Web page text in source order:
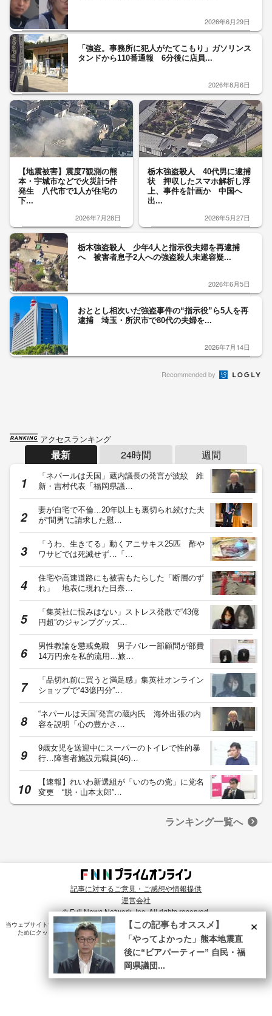
2026年6月29日
「強盗。事務所に犯人がたてこもり」ガソリンス
タンドから110番通報 6分後に店員...
2026年8月6日
【地震被害】震度7観測の熊
本・宇城市などで火災計5件
発生 八代市で1人が住宅の
下...
2026年7月28日
栃木強盗殺人 40代男に逮捕
状 押収したスマホ解析し浮
上、事件を計画か 中国へ
出...
2026年5月27日
栃木強盗殺人 少年4人と指示役夫婦を再逮捕
へ 被害者息子2人への強盗殺人未遂容疑...
2026年6月5日
おととし相次いだ強盗事件の“指示役”ら5人を再
逮捕 埼玉・所沢市で80代の夫婦を...
2026年7月14日
Recommended by
アクセスランキング
最新 24時間 週間
「ネパールは天国」蔵内議長の発言が波紋 維
新・吉村代表「福岡県議…
妻が自宅で不倫…20年以上も裏切られ続けた夫
が“間男”に請求した慰…
「うわ、生きてる」動くアニサキス25匹 酢や
ワサビでは死滅せず…「…
住宅や高速道路にも被害もたらした「断層のず
れ」 地表に現れた日奈…
「集英社に恨みはない」ストレス発散で“43億
円超”のジャンプグッズ…
男性教諭を懲戒免職 男子バレー部顧問が部費
14万円余を私的流用…旅…
「品切れ前に買うと満足感」集英社オンライン
ショップで“43億円分”…
“ネパールは天国”発言の蔵内氏 海外出張の内
容を説明「心の豊かさ…
9歳女児を送迎中にスーパーのトイレで性的暴
行…障害者施設元職員(46)…
【速報】れいわ新選組が「いのちの党」に党名
変更 “脱・山本太郎”…
ランキング一覧へ
記事に対するご意見・ご感想や情報提供
運営会社
© Fuji News Network, Inc. All rights reserved.
当ウェブサイトでは、ユーザのニーズ・興味・関⼼に合致したコンテンツや広告配信を提供する
ためにクッキーを使⽤しています。詳細は、
プライバシーポリシー をご確認ください。×
【この記事もオススメ】
「やってよかった」熊本地震直
後に“ビアパーティー” 自民・福
岡県議団...